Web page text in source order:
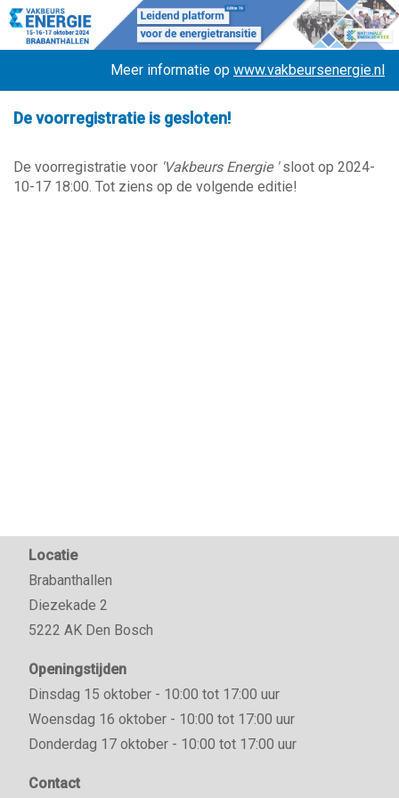
Meer informatie op www.vakbeursenergie.nl
De voorregistratie is gesloten!
De voorregistratie voor 'Vakbeurs Energie ' sloot op 2024-
10-17 18:00. Tot ziens op de volgende editie!
Locatie
Brabanthallen
Diezekade 2
5222 AK Den Bosch
Openingstijden
Dinsdag 15 oktober - 10:00 tot 17:00 uur
Woensdag 16 oktober - 10:00 tot 17:00 uur
Donderdag 17 oktober - 10:00 tot 17:00 uur
Contact